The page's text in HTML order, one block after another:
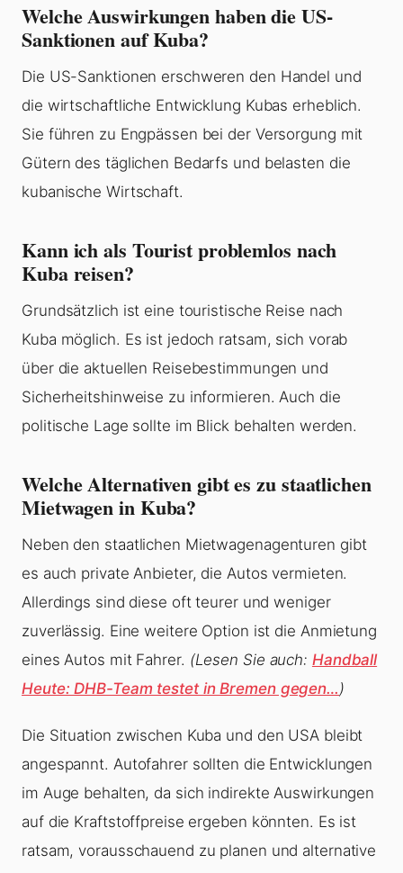
Welche Auswirkungen haben die US-
Sanktionen auf Kuba?
Die US-Sanktionen erschweren den Handel und
die wirtschaftliche Entwicklung Kubas erheblich.
Sie führen zu Engpässen bei der Versorgung mit
Gütern des täglichen Bedarfs und belasten die
kubanische Wirtschaft.
Kann ich als Tourist problemlos nach
Kuba reisen?
Grundsätzlich ist eine touristische Reise nach
Kuba möglich. Es ist jedoch ratsam, sich vorab
über die aktuellen Reisebestimmungen und
Sicherheitshinweise zu informieren. Auch die
politische Lage sollte im Blick behalten werden.
Welche Alternativen gibt es zu staatlichen
Mietwagen in Kuba?
Neben den staatlichen Mietwagenagenturen gibt
es auch private Anbieter, die Autos vermieten.
Allerdings sind diese oft teurer und weniger
zuverlässig. Eine weitere Option ist die Anmietung
eines Autos mit Fahrer. (Lesen Sie auch: Handball
Heute: DHB-Team testet in Bremen gegen…)
Die Situation zwischen Kuba und den USA bleibt
angespannt. Autofahrer sollten die Entwicklungen
im Auge behalten, da sich indirekte Auswirkungen
auf die Kraftstoffpreise ergeben könnten. Es ist
ratsam, vorausschauend zu planen und alternative